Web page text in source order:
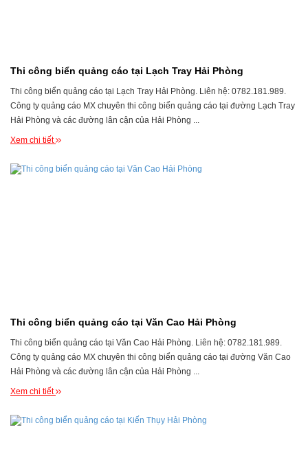
Thi công biển quảng cáo tại Lạch Tray Hải Phòng
Thi công biển quảng cáo tại Lạch Tray Hải Phòng. Liên hệ: 0782.181.989.
Công ty quảng cáo MX chuyên thi công biển quảng cáo tại đường Lạch Tray
Hải Phòng và các đường lân cận của Hải Phòng ...
Xem chi tiết
Thi công biển quảng cáo tại Văn Cao Hải Phòng
Thi công biển quảng cáo tại Văn Cao Hải Phòng. Liên hệ: 0782.181.989.
Công ty quảng cáo MX chuyên thi công biển quảng cáo tại đường Văn Cao
Hải Phòng và các đường lân cận của Hải Phòng ...
Xem chi tiết